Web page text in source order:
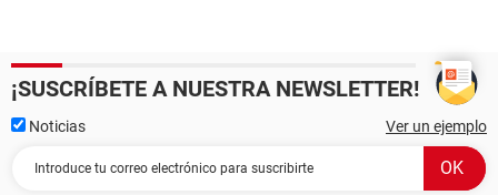
¡SUSCRÍBETE A NUESTRA NEWSLETTER!
Noticias Ver un ejemplo